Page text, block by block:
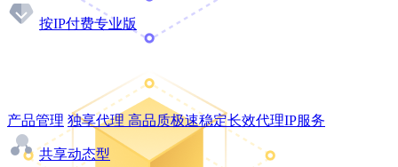
按IP付费专业版
产品管理 独享代理 高品质极速稳定长效代理IP服务
共享动态型